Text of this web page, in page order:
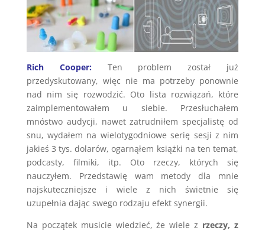
Rich Cooper:
Ten problem został już
przedyskutowany, więc nie ma potrzeby ponownie
nad nim się rozwodzić. Oto lista rozwiązań, które
zaimplementowałem u siebie. Przesłuchałem
mnóstwo audycji, nawet zatrudniłem specjalistę od
snu, wydałem na wielotygodniowe serię sesji z nim
jakieś 3 tys. dolarów, ogarnąłem książki na ten temat,
podcasty, filmiki, itp. Oto rzeczy, których się
nauczyłem. Przedstawię wam metody dla mnie
najskuteczniejsze i wiele z nich świetnie się
uzupełnia dając swego rodzaju efekt synergii.
Na początek musicie wiedzieć, że wiele z rzeczy, z